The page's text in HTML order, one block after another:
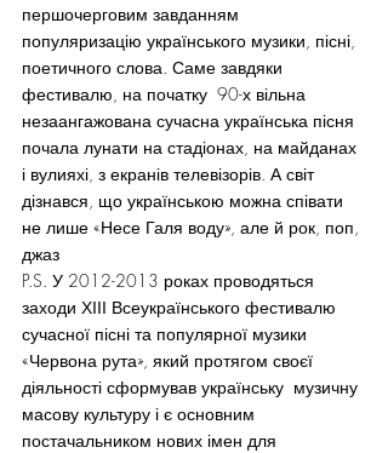
першочерговим завданням
популяризацію українського музики, пісні,
поетичного слова. Саме завдяки
фестивалю, на початку  90-х вільна
незаангажована сучасна українська пісня
почала лунати на стадіонах, на майданах
і вулияхі, з екранів телевізорів. А світ
дізнався, що українською можна співати
не лише «Несе Галя воду», але й рок, поп,
джаз
P.S. У 2012-2013 роках проводяться
заходи ХІІІ Всеукраїнського фестивалю
сучасної пісні та популярної музики
«Червона рута», який протягом своєї
діяльності сформував українську  музичну
масову культуру і є основним
постачальником нових імен для